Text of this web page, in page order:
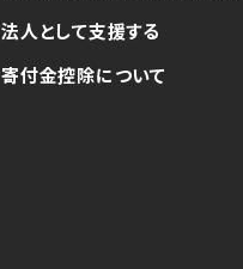
法人として支援する
寄付金控除について